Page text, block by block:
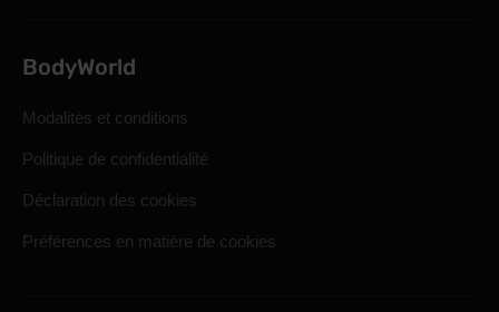
BodyWorld
Modalités et conditions
Politique de confidentialité
Déclaration des cookies
Préférences en matière de cookies